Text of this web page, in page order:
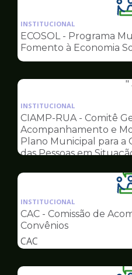
INSTITUCIONAL
ECOSOL - Programa
Fomento à Economia
"
INSTITUCIONAL
CIAMP-RUA - Comitê
Acompanhamento e
Plano Municipal para a
das Pessoas em
INSTITUCIONAL
CAC - Comissão de
Convênios
CAC